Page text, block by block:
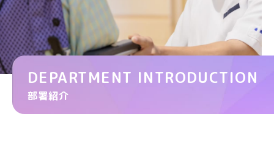
DEPARTMENT INTRODUCTION
部署紹介